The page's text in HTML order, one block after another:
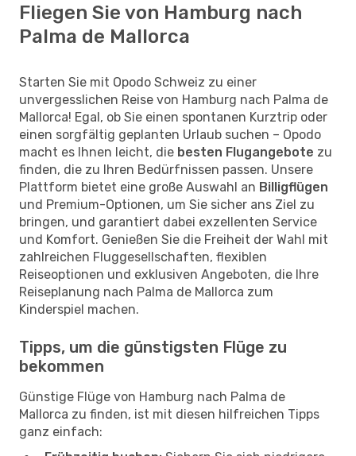
Fliegen Sie von Hamburg nach
Palma de Mallorca
Starten Sie mit Opodo Schweiz zu einer
unvergesslichen Reise von Hamburg nach Palma de
Mallorca! Egal, ob Sie einen spontanen Kurztrip oder
einen sorgfältig geplanten Urlaub suchen – Opodo
macht es Ihnen leicht, die besten Flugangebote zu
finden, die zu Ihren Bedürfnissen passen. Unsere
Plattform bietet eine große Auswahl an Billigflügen
und Premium-Optionen, um Sie sicher ans Ziel zu
bringen, und garantiert dabei exzellenten Service
und Komfort. Genießen Sie die Freiheit der Wahl mit
zahlreichen Fluggesellschaften, flexiblen
Reiseoptionen und exklusiven Angeboten, die Ihre
Reiseplanung nach Palma de Mallorca zum
Kinderspiel machen.
Tipps, um die günstigsten Flüge zu
bekommen
Günstige Flüge von Hamburg nach Palma de
Mallorca zu finden, ist mit diesen hilfreichen Tipps
ganz einfach: